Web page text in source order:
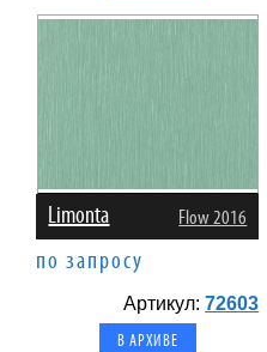
Limonta Flow 2016
по запросу
Артикул:72603
В АРХИВЕ